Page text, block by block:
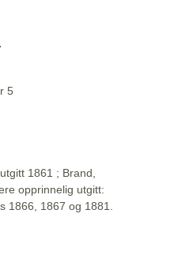
5
1861 ; Brand,
opprinnelig utgitt:
1866, 1867 og 1881.